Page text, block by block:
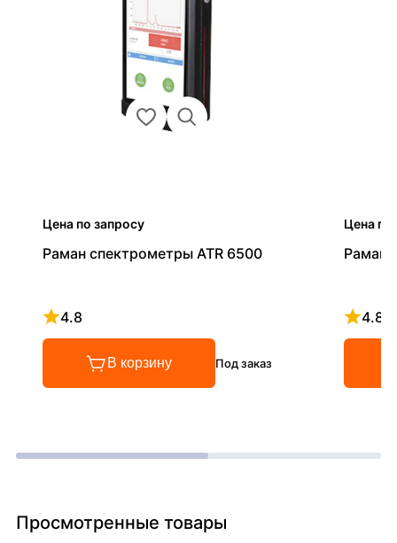
Цена по запросу
Раман спектрометры ATR 6500
4.8
Рейтинг 4.8 из 5
В корзину Под заказ
Цена по
Раман
4.8
Просмотренные товары